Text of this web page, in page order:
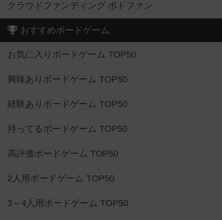
クラウドファンディング ボドファン
おすすめボードゲーム
お気に入りボードゲーム TOP50
興味ありボードゲーム TOP50
経験ありボードゲーム TOP50
持ってるボードゲーム TOP50
高評価ボードゲーム TOP50
2人用ボードゲーム TOP50
3～4人用ボードゲーム TOP50